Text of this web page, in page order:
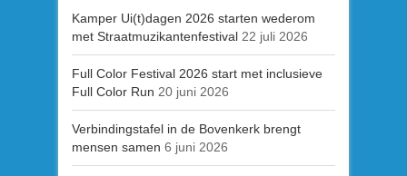
Kamper Ui(t)dagen 2026 starten wederom
met Straatmuzikantenfestival 22 juli 2026
Full Color Festival 2026 start met inclusieve
Full Color Run 20 juni 2026
Verbindingstafel in de Bovenkerk brengt
mensen samen 6 juni 2026